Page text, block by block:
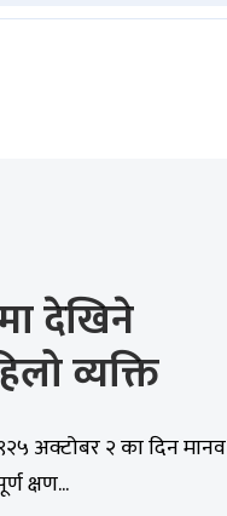
देखिने
व्यक्ति
अक्टोबर २ का दिन मानव
क्षण...